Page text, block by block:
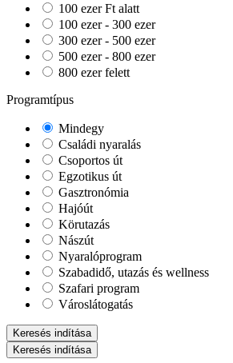
100 ezer Ft alatt
100 ezer - 300 ezer
300 ezer - 500 ezer
500 ezer - 800 ezer
800 ezer felett
Programtípus
Mindegy
Családi nyaralás
Csoportos út
Egzotikus út
Gasztronómia
Hajóút
Körutazás
Nászút
Nyaralóprogram
Szabadidő, utazás és wellness
Szafari program
Városlátogatás
Keresés indítása
Keresés indítása